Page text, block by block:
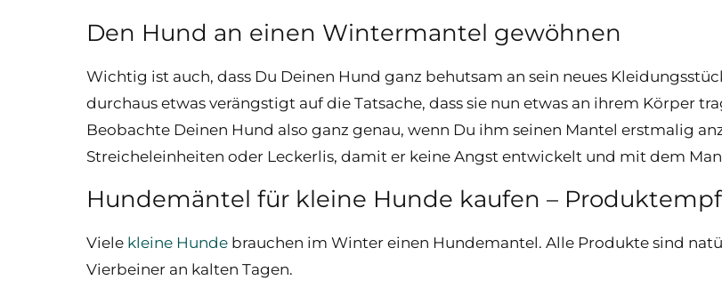
Den Hund an einen Wintermantel gewöhnen
Wichtig ist auch, dass Du Deinen Hund ganz behutsam an sein neues
durchaus etwas verängstigt auf die Tatsache, dass sie nun etwas an ihrem Körper
Beobachte Deinen Hund also ganz genau, wenn Du ihm seinen Mantel erstmalig
Streicheleinheiten oder Leckerlis, damit er keine Angst entwickelt und mit dem
Hundemäntel für kleine Hunde kaufen –
Viele kleine Hunde brauchen im Winter einen Hundemantel. Alle Produkte sind
Vierbeiner an kalten Tagen.